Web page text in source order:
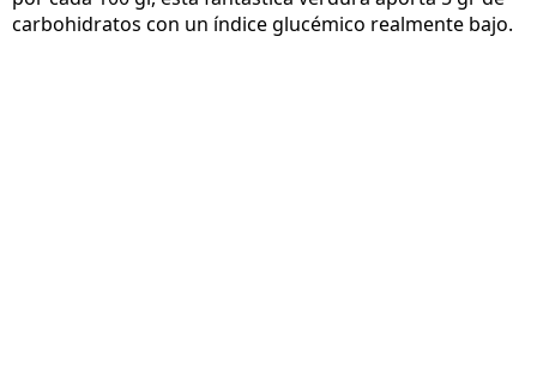
carbohidratos con un índice glucémico realmente bajo.